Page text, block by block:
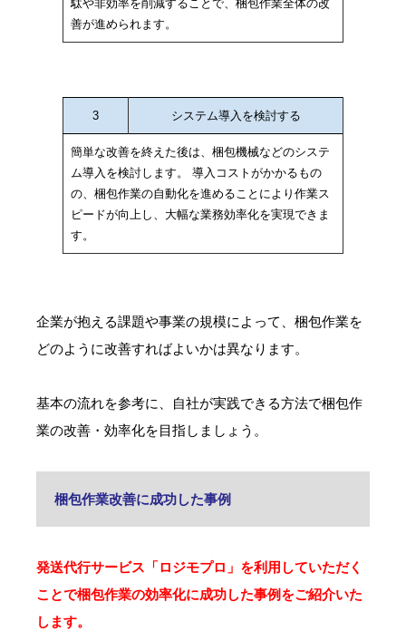
駄や非効率を削減することで、梱包作業全体の改
善が進められます。
3 システム導入を検討する
簡単な改善を終えた後は、梱包機械などのシステ
ム導入を検討します。 導入コストがかかるもの
の、梱包作業の自動化を進めることにより作業ス
ピードが向上し、大幅な業務効率化を実現できま
す。
企業が抱える課題や事業の規模によって、梱包作業を
どのように改善すればよいかは異なります。
基本の流れを参考に、自社が実践できる方法で梱包作
業の改善・効率化を目指しましょう。
梱包作業改善に成功した事例
発送代行サービス「ロジモプロ」を利用していただく
ことで梱包作業の効率化に成功した事例をご紹介いた
します。